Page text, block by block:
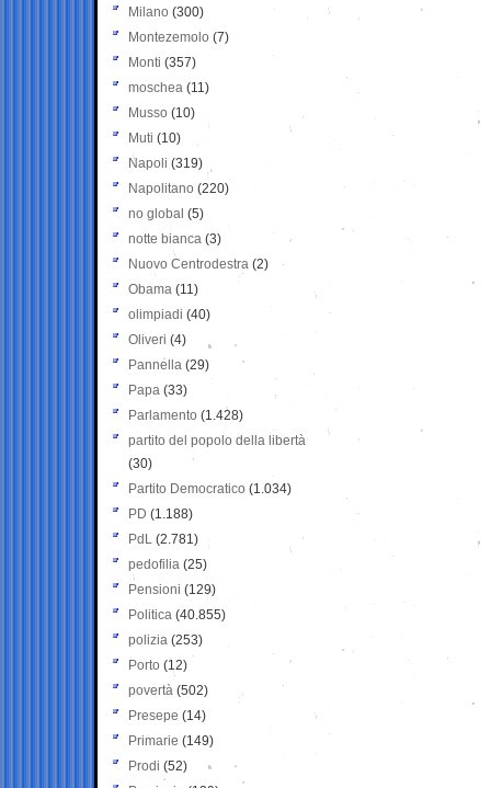
Milano (300)
Montezemolo (7)
Monti (357)
moschea (11)
Musso (10)
Muti (10)
Napoli (319)
Napolitano (220)
no global (5)
notte bianca (3)
Nuovo Centrodestra (2)
Obama (11)
olimpiadi (40)
Oliveri (4)
Pannella (29)
Papa (33)
Parlamento (1.428)
partito del popolo della libertà
(30)
Partito Democratico (1.034)
PD (1.188)
PdL (2.781)
pedofilia (25)
Pensioni (129)
Politica (40.855)
polizia (253)
Porto (12)
povertà (502)
Presepe (14)
Primarie (149)
Prodi (52)